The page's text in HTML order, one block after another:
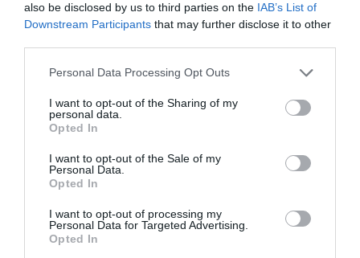
also be disclosed by us to third parties on the IAB’s List of
Downstream Participants that may further disclose it to other
Please note that this website/app uses one or more Google
not limited to your visit or usage behaviour. You may click to
grant or deny consent to Google and its third-party tags to
use your data for below specified purposes in below Google
consent section.
Personal Data Processing Opt Outs
I want to opt-out of the Sharing of my
personal data.
Opted In
I want to opt-out of the Sale of my
Personal Data.
Opted In
I want to opt-out of processing my
Personal Data for Targeted Advertising.
Opted In
Legfrissebb híreink
TANULJ NÉMETÜL OTTHONRÓL: A
DIGITÁLIS TANULÁS ELŐNYEI
ÚJRAINDULNAK A KORÁBBAN